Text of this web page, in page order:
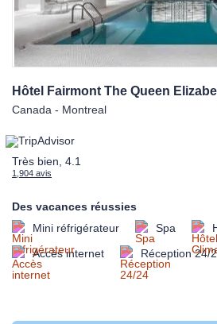
Hôtel Fairmont The Queen
Canada - Montreal
Très bien, 4.1
1,904 avis
Des vacances réussies
Mini réfrigérateur
Spa
Accès internet
Réception 24/